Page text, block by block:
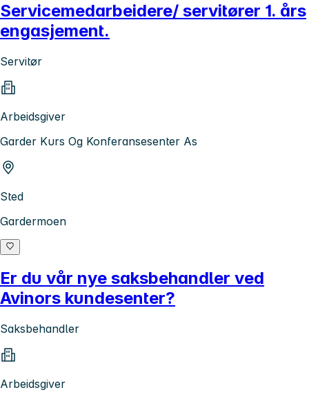
Servicemedarbeidere/ servitører 1. års
engasjement.
Servitør
Arbeidsgiver
Garder Kurs Og Konferansesenter As
Sted
Gardermoen
Er du vår nye saksbehandler ved
Avinors kundesenter?
Saksbehandler
Arbeidsgiver